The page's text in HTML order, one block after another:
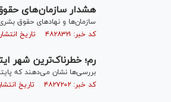
هشدار سازمان‌های حقوق
سازمان‌ها و نهاد‌های حقوق بشری
کد خبر: ۴۸۲۸۳۲۱ تاریخ انتشار : ۱۴۰۴/۰۱/۱۳
رم؛ خطرناک‌ترین شهر
بررسی‌ها نشان می‌دهند که
کد خبر: ۴۸۲۷۲۰۲ تاریخ انتشار : ۱۴۰۴/۰۱/۰۴